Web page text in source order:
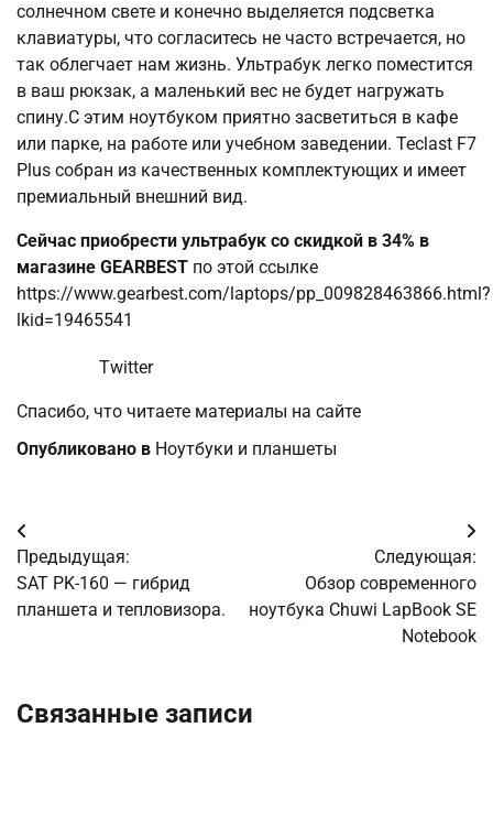
солнечном свете и конечно выделяется подсветка
клавиатуры, что согласитесь не часто встречается, но
так облегчает нам жизнь. Ультрабук легко поместитcя
в ваш рюкзак, а маленький вес не будет нагружать
спину.С этим ноутбуком приятно засветиться в кафе
или парке, на работе или учебном заведении. Teclast F7
Plus собран из качественных комплектующих и имеет
премиальный внешний вид.
Сейчас приобрести ультрабук со скидкой в 34% в
магазине GEARBEST по этой ссылке
https://www.gearbest.com/laptops/pp_009828463866.html?
lkid=19465541
Twitter
Спасибо, что читаете материалы на сайте
Опубликовано в Ноутбуки и планшеты
Навигация
по
записям
Предыдущая:
SAT PK-160 — гибрид
планшета и тепловизора.
Следующая:
Обзор современного
ноутбука Chuwi LapBook SE
Notebook
Связанные записи